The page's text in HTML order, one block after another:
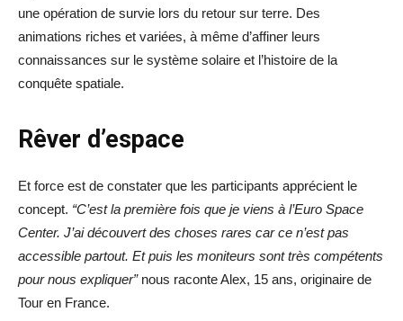
une opération de survie lors du retour sur terre. Des
animations riches et variées, à même d’affiner leurs
connaissances sur le système solaire et l’histoire de la
conquête spatiale.
Rêver d’espace
Et force est de constater que les participants apprécient le
concept. “C’est la première fois que je viens à l’Euro Space
Center. J’ai découvert des choses rares car ce n’est pas
accessible partout. Et puis les moniteurs sont très compétents
pour nous expliquer”nous raconte Alex, 15 ans, originaire de
Tour en France.